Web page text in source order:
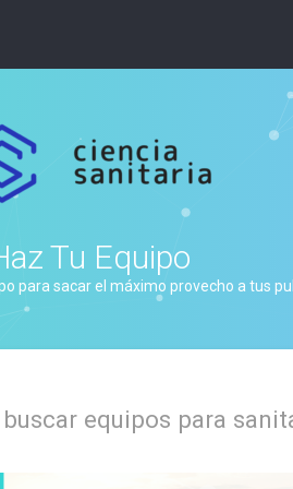
Tu Equipo
para sacar el máximo provecho a tus
equipos para